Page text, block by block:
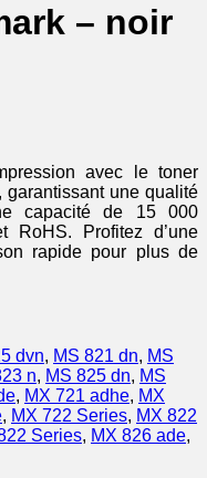
– noir
avec le toner
une qualité
capacité de 15 000
Profitez d’une
rapide pour plus de
dvn, MS 821 dn, MS
n, MS 825 dn, MS
, MX 721 adhe, MX
, MX 722 Series, MX 822
Series, MX 826 ade,